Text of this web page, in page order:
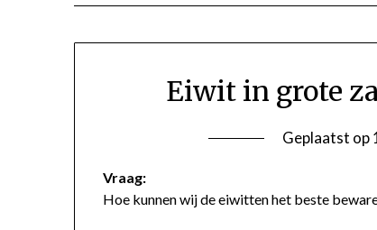
Eiwit in grote
Geplaatst op
Vraag:
Hoe kunnen wij de eiwitten het beste